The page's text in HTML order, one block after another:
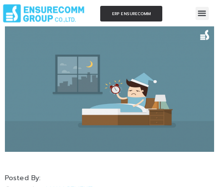
ERP ENSURECOMM
Posted By: